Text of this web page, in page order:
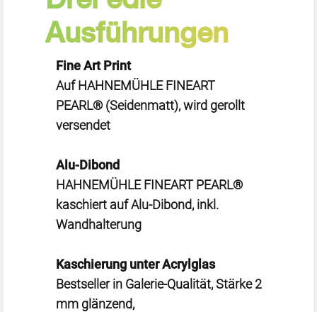
Ausführungen
Fine Art Print
Auf HAHNEMÜHLE FINEART
PEARL® (Seidenmatt), wird gerollt
versendet
Alu-Dibond
HAHNEMÜHLE FINEART PEARL®
kaschiert auf Alu-Dibond, inkl.
Wandhalterung
Kaschierung unter Acrylglas
Bestseller in Galerie-Qualität, Stärke 2
mm glänzend,